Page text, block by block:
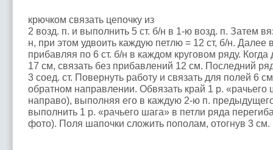
крючком связать цепочку из
2 возд. п. и выполнить 5 ст. б/н в 1-ю возд. п. Затем
н, при этом удвоить каждую петлю = 12 ст, б/н. Далее
прибавляя по 6 ст. б/н в каждом круговом ряду. Когда
17 см, связать без прибавлений 12 см. Последний
3 соед. ст. Повернуть работу и связать для полей 6
обратном направлении. Обвязать край 1 р. «рачьего
направо), выполняя его в каждую 2-ю п.
выполнить 1 р. «рачьего шага» в петли ряда
фото). Поля шапочки сложить пополам, отогнув 3 см.